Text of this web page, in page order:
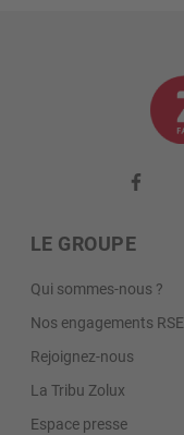
LE GROUPE
Qui sommes-nous ?
Nos engagements
Rejoignez-nous
La Tribu Zolux
Espace presse